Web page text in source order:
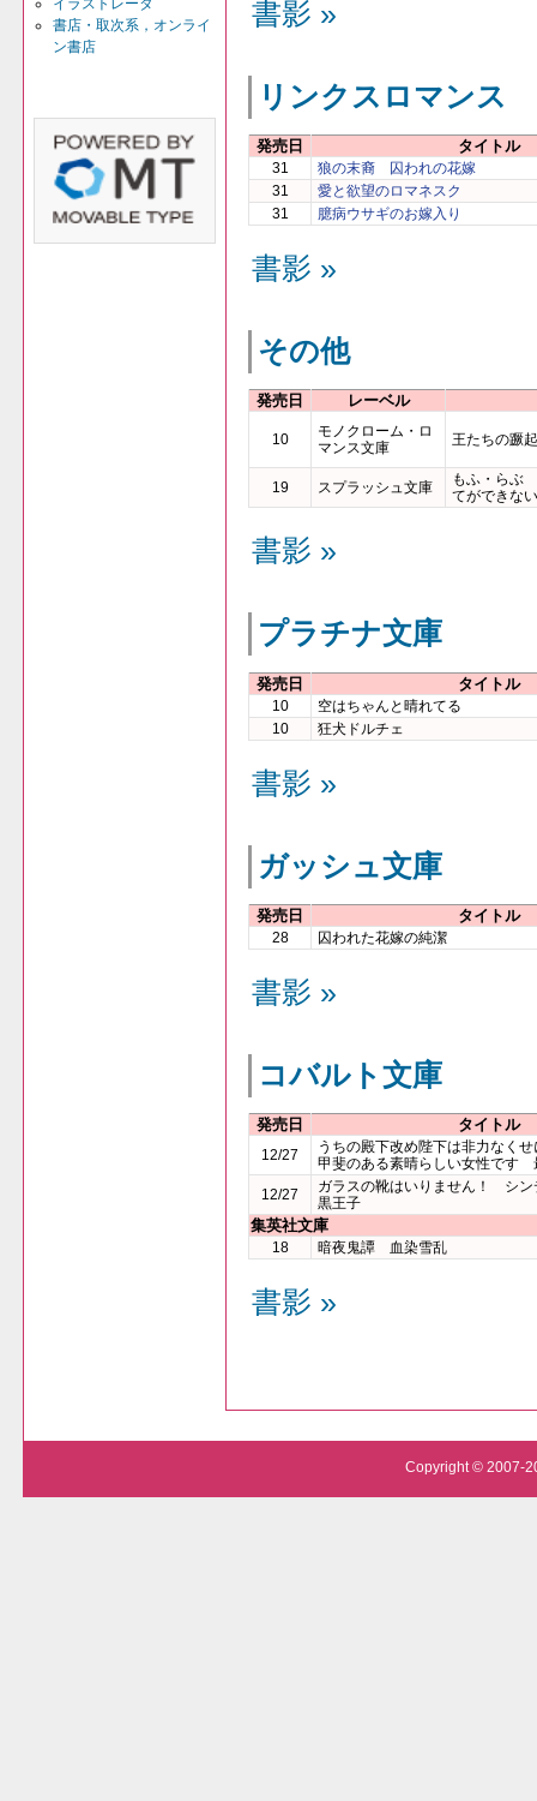
イラストレータ
書店・取次系，オンライ
ン書店
書影 »
リンクスロマンス
発売日 タイトル
31
狼の末裔 囚われの花嫁
31
愛と欲望のロマネスク
31
臆病ウサギのお嫁入り
書影 »
その他
発売日 レーベル
10
モノクローム・ロ
マンス文庫
王たちの蹶
19 スプラッシュ文庫
もふ・らぶ
てができな
書影 »
プラチナ文庫
発売日 タイトル
10
空はちゃんと晴れてる
10
狂犬ドルチェ
書影 »
ガッシュ文庫
発売日 タイトル
28 囚われた花嫁の純潔
書影 »
コバルト文庫
発売日 タイトル
12/27
うちの殿下改め陛下は非力なく
甲斐のある素晴らしい女性です
12/27
ガラスの靴はいりません！ シン
黒王子
集英社文庫
18 暗夜鬼譚 血染雪乱
書影 »
Copyright © 2007-